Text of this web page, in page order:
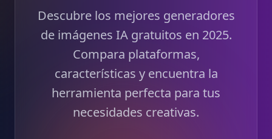
Descubre los mejores generadores
de imágenes IA gratuitos en 2025.
Compara plataformas,
características y encuentra la
herramienta perfecta para tus
necesidades creativas.